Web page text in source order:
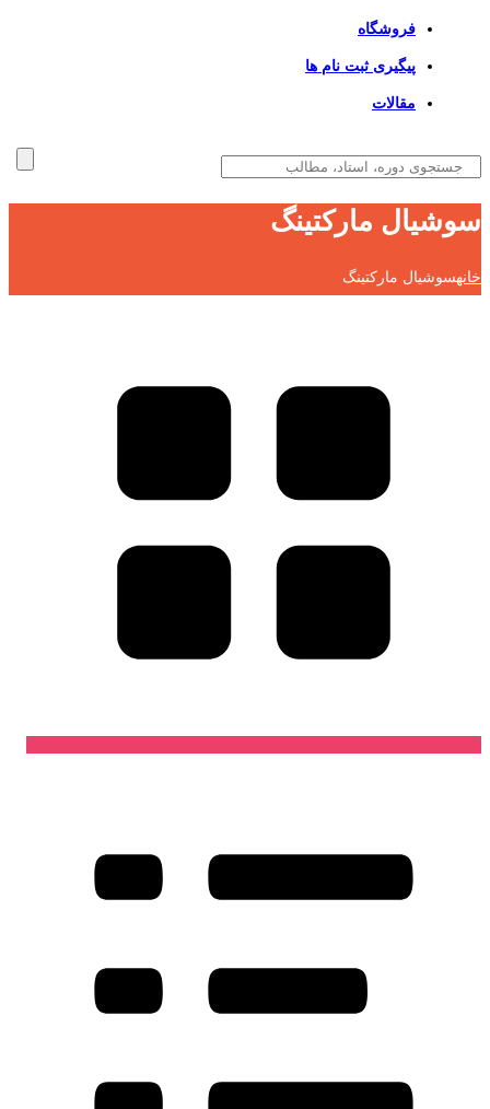
فروشگاه
پیگیری ثبت نام ها
مقالات
سوشیال مارکتینگ
خانهسوشیال مارکتینگ